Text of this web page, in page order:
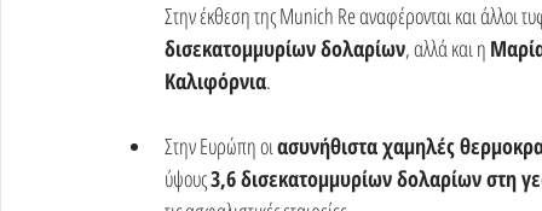
Στην έκθεση της Munich Re αναφέρονται και άλλοι
δισεκατομμυρίων δολαρίων, αλλά και η
Καλιφόρνια.
Στην Ευρώπη οι ασυνήθιστα χαμηλές
ύψους 3,6 δισεκατομμυρίων δολαρίων στη